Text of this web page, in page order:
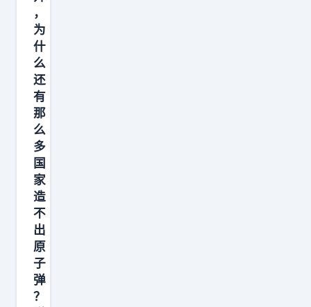
，
为
什
么
还
有
那
么
多
国
家
造
不
出
原
子
弹
？